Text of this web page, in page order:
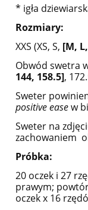
* igła
Rozmiary:
XXS (XS, S, [M,
Obwód swetra
144, 158.5],
Sweter
positive easew
Sweter na
zachowaniem
Próbka:
20 oczek i 27
prawym;
oczek x 16